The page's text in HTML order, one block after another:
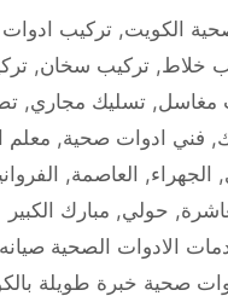
الكويت,تركيب
خلاط, تركيب سخان,
مغاسل, تسليك مجاري,
, فني ادوات صحية, معلم
, الجهراء, العاصمة,
, حولي, مبارك الكبير
الادوات الصحية
صحية خبرة طويلة